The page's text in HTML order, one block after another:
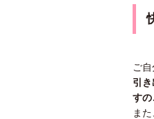
ご
引
すの
ま